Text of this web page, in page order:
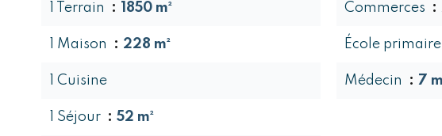
1 Terrain 1850 m²
1 Maison 228 m²
1 Cuisine
1 Séjour 52 m²
Commerces
École primaire
Médecin 7